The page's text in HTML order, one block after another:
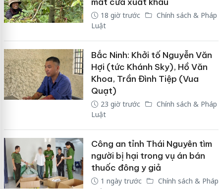
18 giờ trước
Chính sách & Pháp
Luật
Bắc Ninh: Khởi tố Nguyễn Văn
Hợi (tức Khánh Sky), Hồ Văn
Khoa, Trần Đình Tiệp (Vua
Quạt)
23 giờ trước
Chính sách & Pháp
Luật
Công an tỉnh Thái Nguyên tìm
người bị hại trong vụ án bán
thuốc đông y giả
1 ngày trước
Chính sách & Pháp